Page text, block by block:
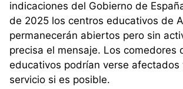
indicaciones del Gobierno de
de 2025 los centros educativos de
permanecerán abiertos pero sin
precisa el mensaje. Los comedores
educativos podrían verse afectados
servicio si es posible.